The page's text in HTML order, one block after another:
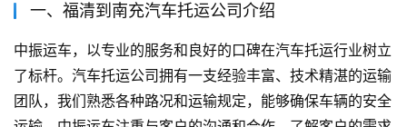
一、福清到南充汽车托运公司介绍
中振运车，以专业的服务和良好的口碑在汽车托运行业树立
了标杆。汽车托运公司拥有一支经验丰富、技术精湛的运输
团队，我们熟悉各种路况和运输规定，能够确保车辆的安全